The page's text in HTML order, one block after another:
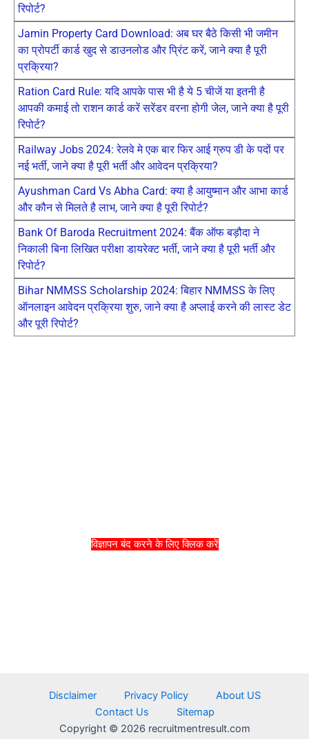
विज्ञापन बंद करने के लिए क्लिक करें
रिपोर्ट?
Jamin Property Card Download: अब घर बैठे किसी भी जमीन
का प्रोपर्टी कार्ड खुद से डाउनलोड और प्रिंट करें, जाने क्या है पूरी
प्रक्रिया?
Ration Card Rule: यदि आपके पास भी है ये 5 चीजें या इतनी है
आपकी कमाई तो राशन कार्ड करें सरेंडर वरना होगी जेल, जाने क्या है पूरी
रिपोर्ट?
Railway Jobs 2024: रेलवे मे एक बार फिर आई ग्रुप डी के पदों पर
नई भर्ती, जाने क्या है पूरी भर्ती और आवेदन प्रक्रिया?
Ayushman Card Vs Abha Card: क्या है आयुष्मान और आभा कार्ड
और कौन से मिलते है लाभ, जाने क्या है पूरी रिपोर्ट?
Bank Of Baroda Recruitment 2024: बैंक ऑफ बड़ौदा ने
निकाली बिना लिखित परीक्षा डायरेक्ट भर्ती, जाने क्या है पूरी भर्ती और
रिपोर्ट?
Bihar NMMSS Scholarship 2024: बिहार NMMSS के लिए
ऑनलाइन आवेदन प्रक्रिया शुरु, जाने क्या है अप्लाई करने की लास्ट डेट
और पूरी रिपोर्ट?
Disclaimer Privacy Policy
About US
Contact Us
Sitemap
Copyright © 2026 recruitmentresult.com